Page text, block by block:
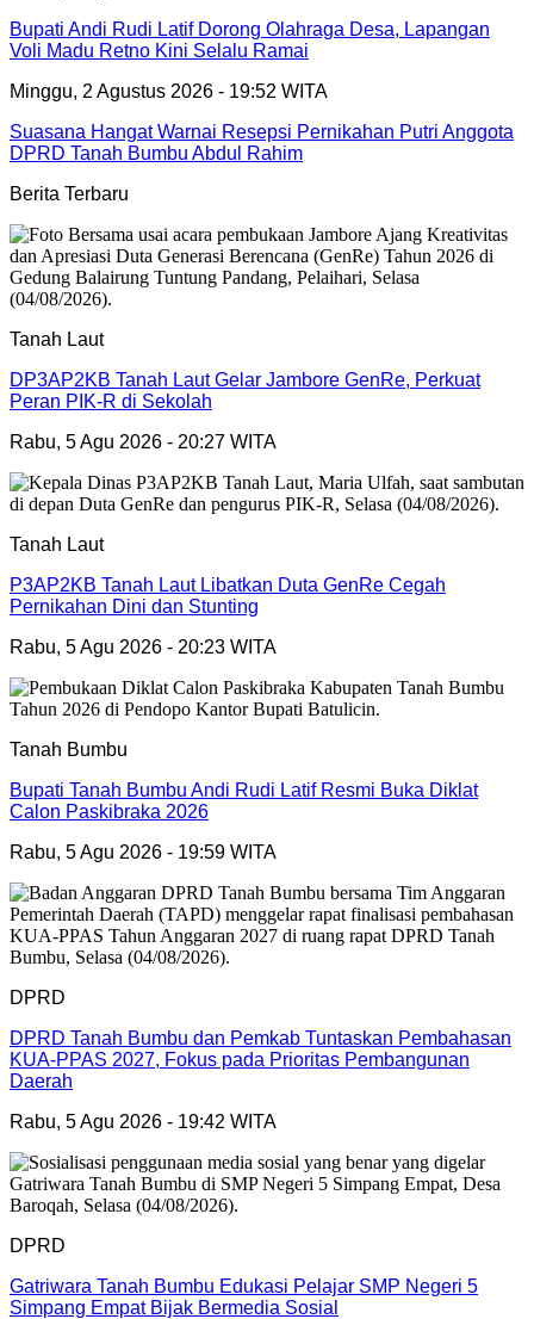
Bupati Andi Rudi Latif Dorong Olahraga Desa, Lapangan
Voli Madu Retno Kini Selalu Ramai
Minggu, 2 Agustus 2026 - 19:52 WITA
Suasana Hangat Warnai Resepsi Pernikahan Putri Anggota
DPRD Tanah Bumbu Abdul Rahim
Berita Terbaru
Tanah Laut
DP3AP2KB Tanah Laut Gelar Jambore GenRe, Perkuat
Peran PIK-R di Sekolah
Rabu, 5 Agu 2026 - 20:27 WITA
Tanah Laut
P3AP2KB Tanah Laut Libatkan Duta GenRe Cegah
Pernikahan Dini dan Stunting
Rabu, 5 Agu 2026 - 20:23 WITA
Tanah Bumbu
Bupati Tanah Bumbu Andi Rudi Latif Resmi Buka Diklat
Calon Paskibraka 2026
Rabu, 5 Agu 2026 - 19:59 WITA
DPRD
DPRD Tanah Bumbu dan Pemkab Tuntaskan Pembahasan
KUA-PPAS 2027, Fokus pada Prioritas Pembangunan
Daerah
Rabu, 5 Agu 2026 - 19:42 WITA
DPRD
Gatriwara Tanah Bumbu Edukasi Pelajar SMP Negeri 5
Simpang Empat Bijak Bermedia Sosial